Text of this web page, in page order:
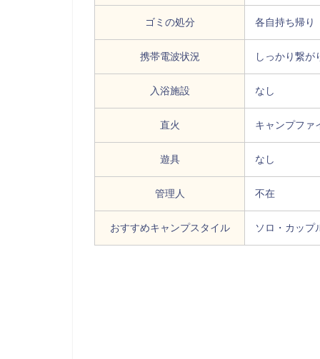
ゴミの処分 各自持ち帰り
携帯電波状況 しっかり繋が
入浴施設 なし
直火 キャンプファ
遊具 なし
管理人 不在
おすすめキャンプスタイル ソロ・カップ